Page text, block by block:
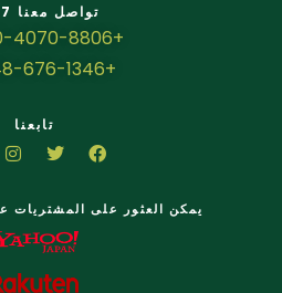
تواصل معنا 24/7
+81-090-4070-8806
+81-048-676-1346
تابعنا
يمكن العثور على المشتريات